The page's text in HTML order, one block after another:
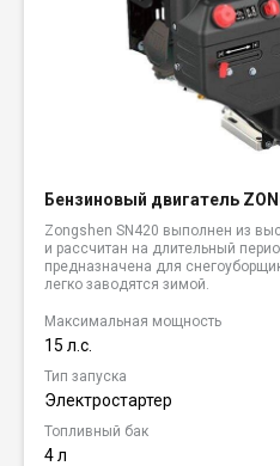
Бензиновый двигатель
Zongshen SN420 выполнен из
и рассчитан на длительный
предназначена для
легко заводятся зимой.
Максимальная мощность
15 л.с.
Тип запуска
Электростартер
Топливный бак
4 л